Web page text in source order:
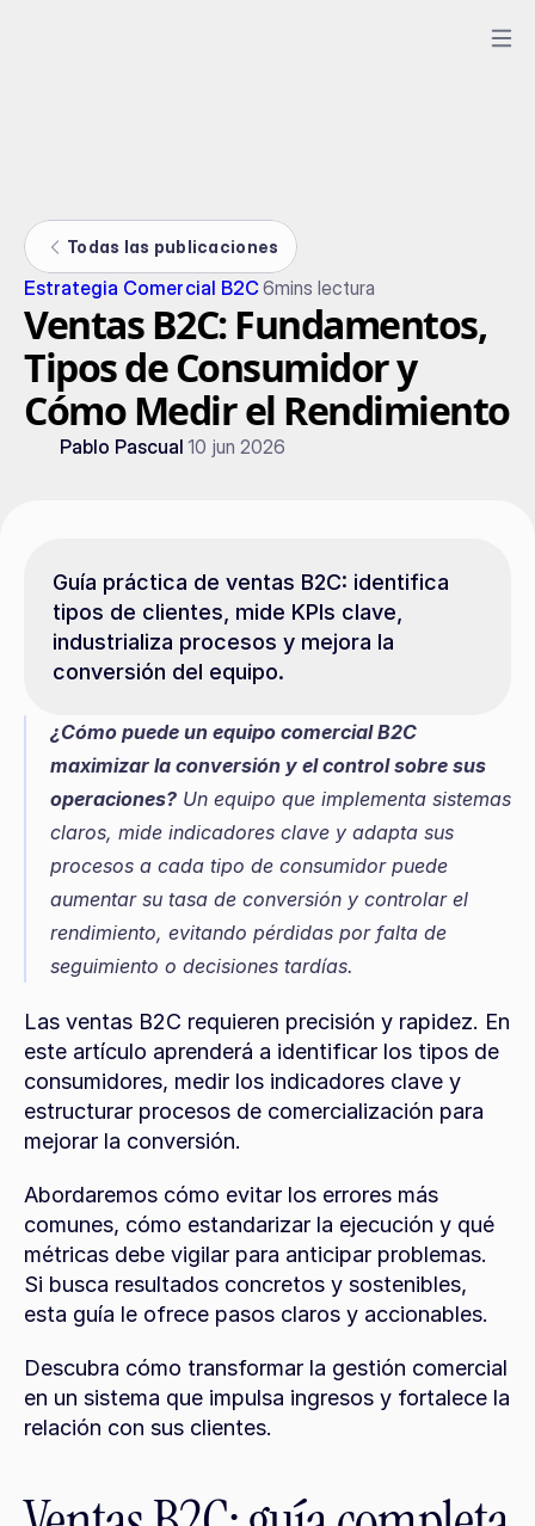
Todas las publicaciones
Estrategia Comercial B2C6mins lectura
Ventas B2C: Fundamentos,
Tipos de Consumidor y
Cómo Medir el Rendimiento
Pablo Pascual 10 jun 2026
Guía práctica de ventas B2C: identifica
tipos de clientes, mide KPIs clave,
industrializa procesos y mejora la
conversión del equipo.
¿Cómo puede un equipo comercial B2C
maximizar la conversión y el control sobre sus
operaciones? Un equipo que implementa sistemas
claros, mide indicadores clave y adapta sus
procesos a cada tipo de consumidor puede
aumentar su tasa de conversión y controlar el
rendimiento, evitando pérdidas por falta de
seguimiento o decisiones tardías.
Las ventas B2C requieren precisión y rapidez. En
este artículo aprenderá a identificar los tipos de
consumidores, medir los indicadores clave y
estructurar procesos de comercialización para
mejorar la conversión.
Abordaremos cómo evitar los errores más
comunes, cómo estandarizar la ejecución y qué
métricas debe vigilar para anticipar problemas.
Si busca resultados concretos y sostenibles,
esta guía le ofrece pasos claros y accionables.
Descubra cómo transformar la gestión comercial
en un sistema que impulsa ingresos y fortalece la
relación con sus clientes.